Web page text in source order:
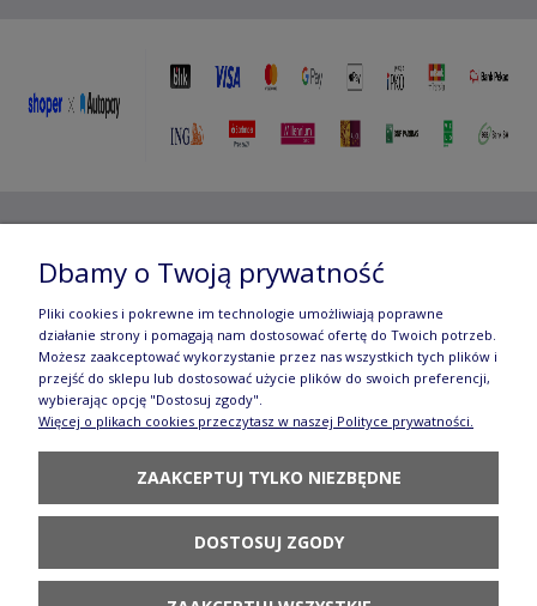
Jerozolimskie 49, 00-696 Warszawa | e-mail:
manufaktura.com|
Wszelkie prawa zastrzeżone. Fotografie oraz opisy zamieszczone
na stronie stanowią własność autora, kopiowanie, edycja,
rozpowszechnianie bez zgody autora zabronione.
Te treści objęte są prawem autorskim, a korzystanie z nich może
być negatywne w skutkach. Jeżeli chcesz uzyskać zgodę, napisz do
nas.
Dbamy o Twoją prywatność
Pliki cookies i pokrewne im technologie umożliwiają poprawne
działanie strony i pomagają nam dostosować ofertę do Twoich potrzeb.
Możesz zaakceptować wykorzystanie przez nas wszystkich tych plików i
przejść do sklepu lub dostosować użycie plików do swoich preferencji,
wybierając opcję "Dostosuj zgody".
Więcej o plikach cookies przeczytasz w naszej Polityce prywatności.
ZAAKCEPTUJ TYLKO NIEZBĘDNE
DOSTOSUJ ZGODY